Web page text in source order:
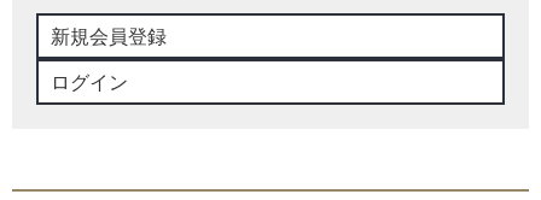
新規会員登録
ログイン